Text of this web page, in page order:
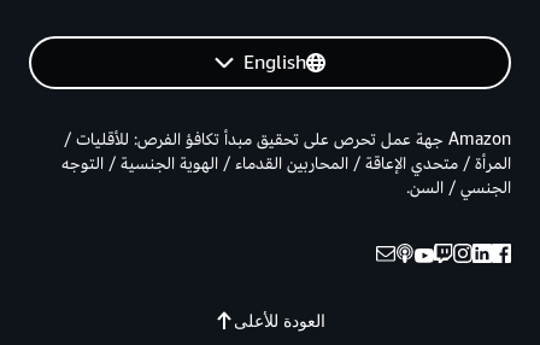
English
العودة للأعلى
Amazon جهة عمل تحرص على تحقيق مبدأ تكافؤ الفرص: للأقليات /
المرأة / متحدي الإعاقة / المحاربين القدماء / الهوية الجنسية / التوجه
الجنسي / السن.